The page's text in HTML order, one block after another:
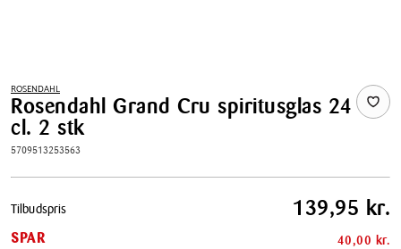
ROSENDAHL
Rosendahl Grand Cru spiritusglas 24
cl. 2 stk
5709513253563
Pris
tabel
Tilbudspris 139,95 kr.
SPAR 40,00 kr.